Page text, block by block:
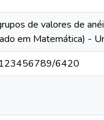
de valores de
em Matemática) -
123456789/6420